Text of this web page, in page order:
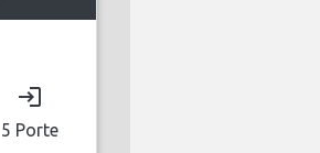
login
5 Porte